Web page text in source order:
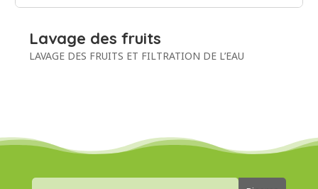
Lavage des fruits
LAVAGE DES FRUITS ET FILTRATION DE L’EAU